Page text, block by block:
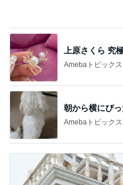
朝から横にぴ
Amebaトピックス